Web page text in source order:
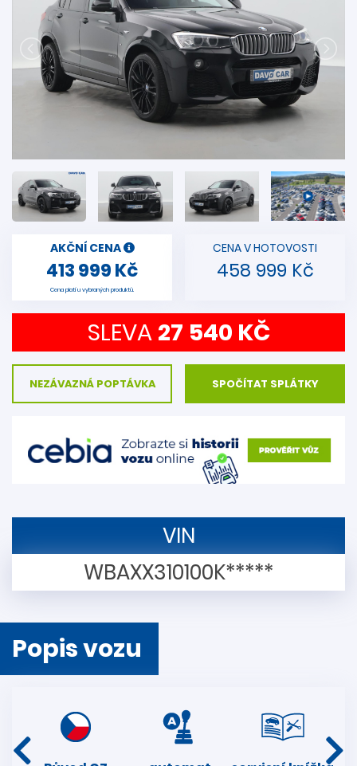
AKČNÍ CENA
413 999 Kč
Cena platí u vybraných produktů.
CENA V HOTOVOSTI
458 999 Kč
SLEVA 27 540 KČ
NEZÁVAZNÁ POPTÁVKA SPOČÍTAT SPLÁTKY
VIN
WBAXX310100K*****
Popis vozu